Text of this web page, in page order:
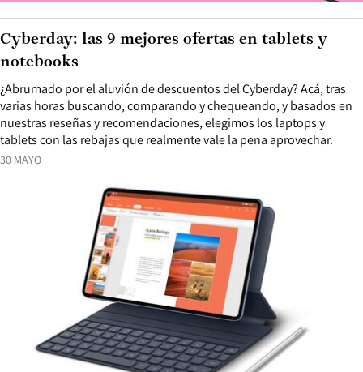
30 MAYO
¿Abrumado por el aluvión de descuentos del Cyberday? Acá, tras
varias horas buscando, comparando y chequeando, y basados en
nuestras reseñas y recomendaciones, elegimos los laptops y
tablets con las rebajas que realmente vale la pena aprovechar.
Cyberday: las 9 mejores ofertas en tablets y
notebooks